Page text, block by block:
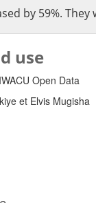
by 59%.
use
IWACU Open Data
et Elvis Mugisha